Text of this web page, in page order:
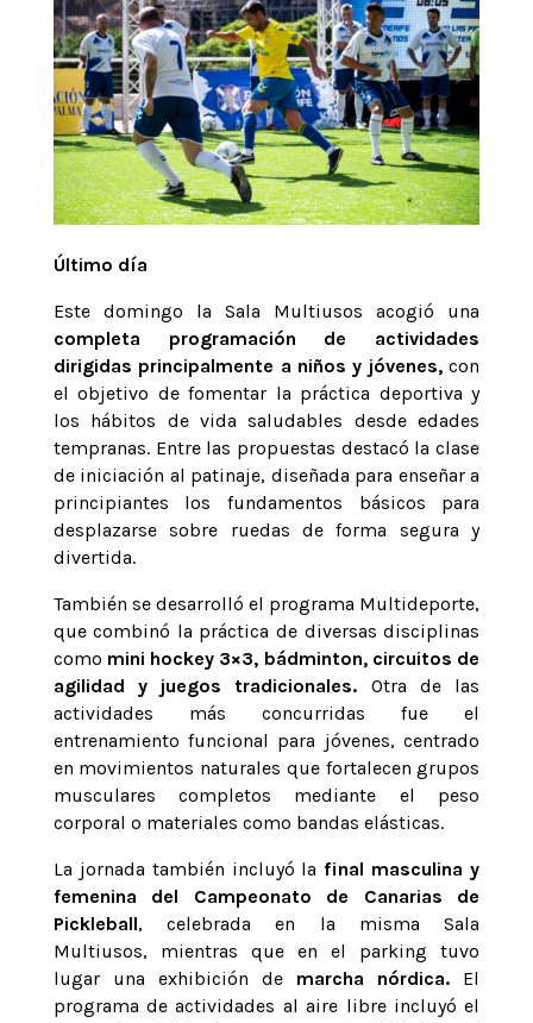
Último día
Este domingo la Sala Multiusos acogió una
completa programación de actividades
dirigidas principalmente a niños y jóvenes,con
el objetivo de fomentar la práctica deportiva y
los hábitos de vida saludables desde edades
tempranas. Entre las propuestas destacó la clase
de iniciación al patinaje, diseñada para enseñar a
principiantes los fundamentos básicos para
desplazarse sobre ruedas de forma segura y
divertida.
También se desarrolló el programa Multideporte,
que combinó la práctica de diversas disciplinas
como mini hockey 3×3, bádminton, circuitos de
agilidad y juegos tradicionales. Otra de las
actividades más concurridas fue el
entrenamiento funcional para jóvenes, centrado
en movimientos naturales que fortalecen grupos
musculares completos mediante el peso
corporal o materiales como bandas elásticas.
La jornada también incluyó lafinal masculina y
femenina del Campeonato de Canarias de
Pickleball, celebrada en la misma Sala
Multiusos, mientras que en el parking tuvo
lugar una exhibición de marcha nórdica. El
programa de actividades al aire libre incluyó el